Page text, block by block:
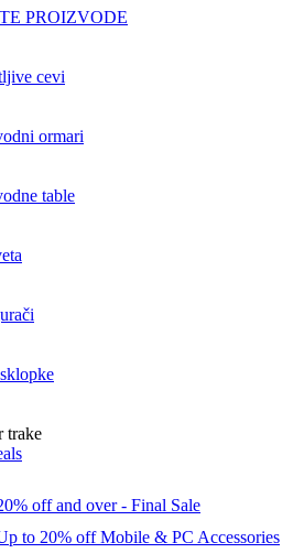
PROIZVODE
cevi
ormari
table
trake
off and over - Final Sale
to 20% off Mobile & PC Accessories